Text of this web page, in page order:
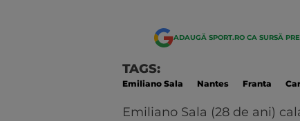
ADAUGĂ SPORT.RO CA SURSĂ
TAGS:
Emiliano Sala Nantes Franta
Emiliano Sala (28 de ani)